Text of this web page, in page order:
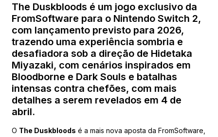
The Duskbloods é um jogo exclusivo da
FromSoftware para o Nintendo Switch 2,
com lançamento previsto para 2026,
trazendo uma experiência sombria e
desafiadora sob a direção de Hidetaka
Miyazaki, com cenários inspirados em
Bloodborne e Dark Souls e batalhas
intensas contra chefões, com mais
detalhes a serem revelados em 4 de
abril.
O The Duskbloods é a mais nova aposta da FromSoftware,